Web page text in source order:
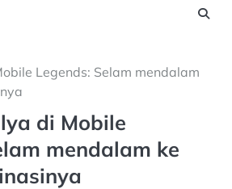
Legends: Selam mendalam
di Mobile
mendalam ke